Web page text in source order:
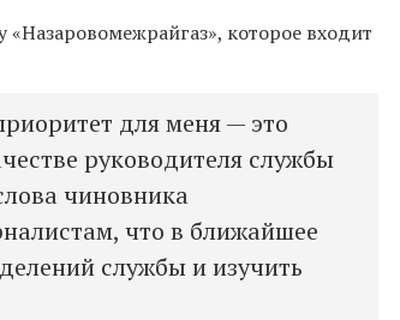
«Назаровомежрайгаз», которое входит
для меня — это
руководителя службы
чиновника
что в ближайшее
службы и изучить